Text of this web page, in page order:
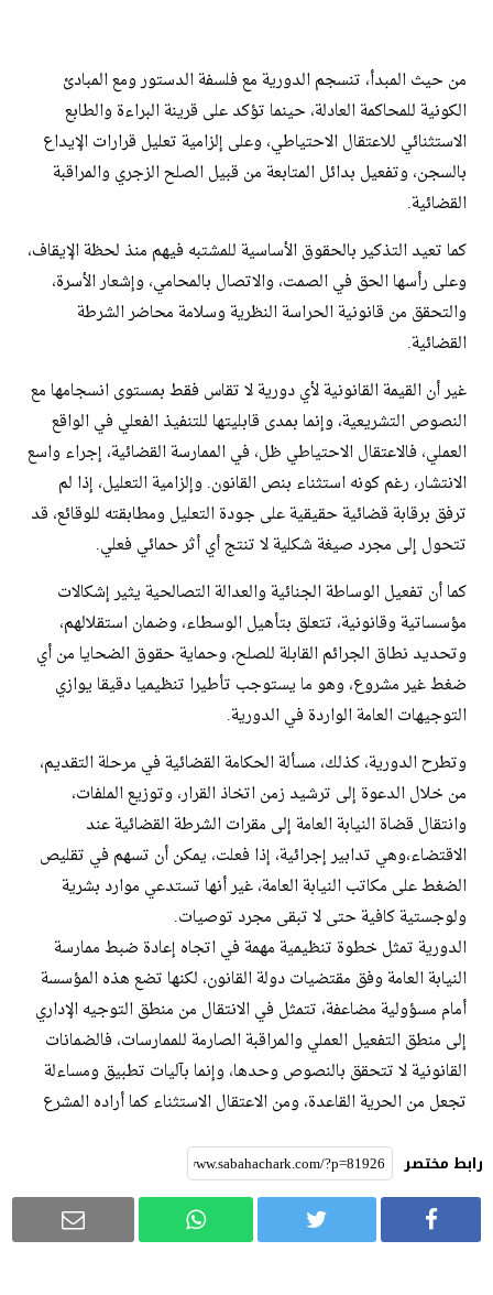
من حيث المبدأ، تنسجم الدورية مع فلسفة الدستور ومع المبادئ
الكونية للمحاكمة العادلة، حينما تؤكد على قرينة البراءة والطابع
الاستثنائي للاعتقال الاحتياطي، وعلى إلزامية تعليل قرارات الإيداع
بالسجن، وتفعيل بدائل المتابعة من قبيل الصلح الزجري والمراقبة
القضائية.
كما تعيد التذكير بالحقوق الأساسية للمشتبه فيهم منذ لحظة الإيقاف،
وعلى رأسها الحق في الصمت، والاتصال بالمحامي، وإشعار الأسرة،
والتحقق من قانونية الحراسة النظرية وسلامة محاضر الشرطة
القضائية.
غير أن القيمة القانونية لأي دورية لا تقاس فقط بمستوى انسجامها مع
النصوص التشريعية، وإنما بمدى قابليتها للتنفيذ الفعلي في الواقع
العملي، فالاعتقال الاحتياطي ظل، في الممارسة القضائية، إجراء واسع
الانتشار، رغم كونه استثناء بنص القانون. وإلزامية التعليل، إذا لم
ترفق برقابة قضائية حقيقية على جودة التعليل ومطابقته للوقائع، قد
تتحول إلى مجرد صيغة شكلية لا تنتج أي أثر حمائي فعلي.
كما أن تفعيل الوساطة الجنائية والعدالة التصالحية يثير إشكالات
مؤسساتية وقانونية، تتعلق بتأهيل الوسطاء، وضمان استقلالهم،
وتحديد نطاق الجرائم القابلة للصلح، وحماية حقوق الضحايا من أي
ضغط غير مشروع، وهو ما يستوجب تأطيرا تنظيميا دقيقا يوازي
التوجيهات العامة الواردة في الدورية.
وتطرح الدورية، كذلك، مسألة الحكامة القضائية في مرحلة التقديم،
من خلال الدعوة إلى ترشيد زمن اتخاذ القرار، وتوزيع الملفات،
وانتقال قضاة النيابة العامة إلى مقرات الشرطة القضائية عند
الاقتضاء،وهي تدابير إجرائية، إذا فعلت، يمكن أن تسهم في تقليص
الضغط على مكاتب النيابة العامة، غير أنها تستدعي موارد بشرية
ولوجستية كافية حتى لا تبقى مجرد توصيات.
الدورية تمثل خطوة تنظيمية مهمة في اتجاه إعادة ضبط ممارسة
النيابة العامة وفق مقتضيات دولة القانون، لكنها تضع هذه المؤسسة
أمام مسؤولية مضاعفة، تتمثل في الانتقال من منطق التوجيه الإداري
إلى منطق التفعيل العملي والمراقبة الصارمة للممارسات، فالضمانات
القانونية لا تتحقق بالنصوص وحدها، وإنما بآليات تطبيق ومساءلة
تجعل من الحرية القاعدة، ومن الاعتقال الاستثناء كما أراده المشرع
رابط مختصر